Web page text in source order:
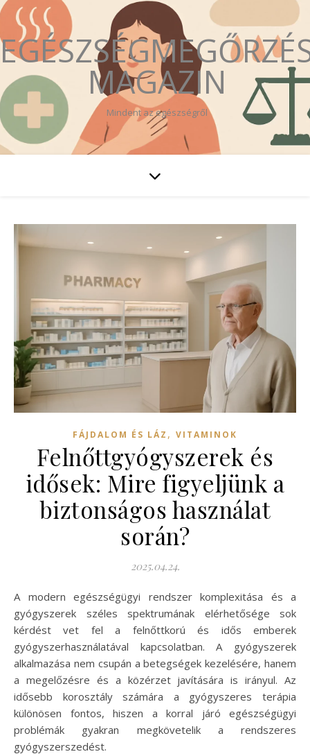
MAGAZIN
Mindent az egészségről
FÁJDALOM ÉS LÁZ , VITAMINOK
Felnőttgyógyszerek és
idősek: Mire figyeljünk a
biztonságos használat
során?
2025.04.24.
A modern egészségügyi rendszer komplexitása és a
gyógyszerek széles spektrumának elérhetősége sok
kérdést vet fel a felnőttkorú és idős emberek
gyógyszerhasználatával kapcsolatban. A gyógyszerek
alkalmazása nem csupán a betegségek kezelésére, hanem
a megelőzésre és a közérzet javítására is irányul. Az
idősebb korosztály számára a gyógyszeres terápia
különösen fontos, hiszen a korral járó egészségügyi
problémák gyakran megkövetelik a rendszeres
gyógyszerszedést.